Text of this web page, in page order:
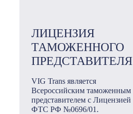
ЛИЦЕНЗИЯ
ТАМОЖЕННОГО
ПРЕДСТАВИТЕЛЯ
VIG Trans является
Всероссийским таможенным
представителем с Лицензией
ФТС РФ №0696/01.